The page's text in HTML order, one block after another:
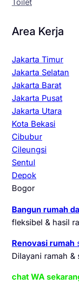
Toilet
Area Kerja
Jakarta Timur
Jakarta Selatan
Jakarta Barat
Jakarta Pusat
Jakarta Utara
Kota Bekasi
Cibubur
Cileungsi
Sentul
Depok
Bogor
Bangun rumah
fleksibel & hasil
Renovasi rumah
Dilayani ramah
chat WA